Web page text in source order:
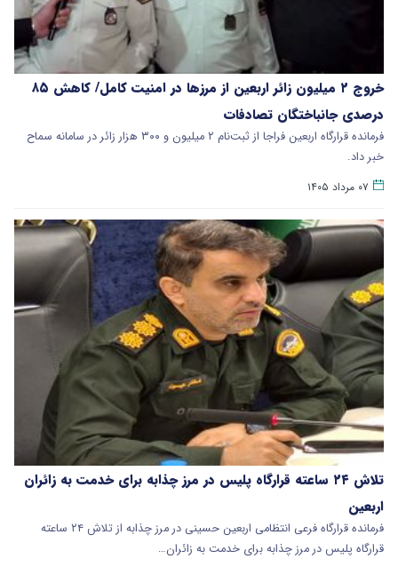
خروج ۲ میلیون زائر اربعین از مرزها در امنیت کامل/ کاهش ۸۵
درصدی جانباختگان تصادفات
فرمانده قرارگاه اربعین فراجا از ثبت‌نام ۲ میلیون و ۳۰۰ هزار زائر در سامانه سماح
خبر داد.
۰۷ مرداد ۱۴۰۵
تلاش ۲۴ ساعته قرارگاه پلیس در مرز چذابه برای خدمت به زائران
اربعین
فرمانده قرارگاه فرعی انتظامی اربعین حسینی در مرز چذابه از تلاش ۲۴ ساعته
قرارگاه پلیس در مرز چذابه برای خدمت به زائران…